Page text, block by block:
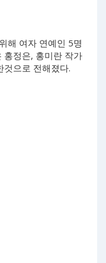
해 여자 연예인 5명
홍정은, 홍미란 작가
으로 전해졌다.